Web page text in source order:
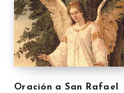
Oración a San Rafael